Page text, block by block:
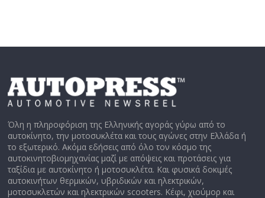
Όλη η πληροφόριση της Ελληνικής αγοράς γύρω από το
αυτοκίνητο, την μοτοσυκλέτα και τους αγώνες στην Ελλάδα ή
το εξωτερικό. Ακόμα εδήσεις από όλο τον κόσμο της
αυτοκινητοβιομηχανίας μαζί με απόψεις και προτάσεις για
ταξίδια με αυτοκίνητο ή μοτοσυκλέτα. Και φυσικά δοκιμές
αυτοκινήτων θερμικών, υβριδικών και ηλεκτρικών,
μοτοσυκλετών και ηλεκτρικών scooters. Κέφι, χιούμορ και